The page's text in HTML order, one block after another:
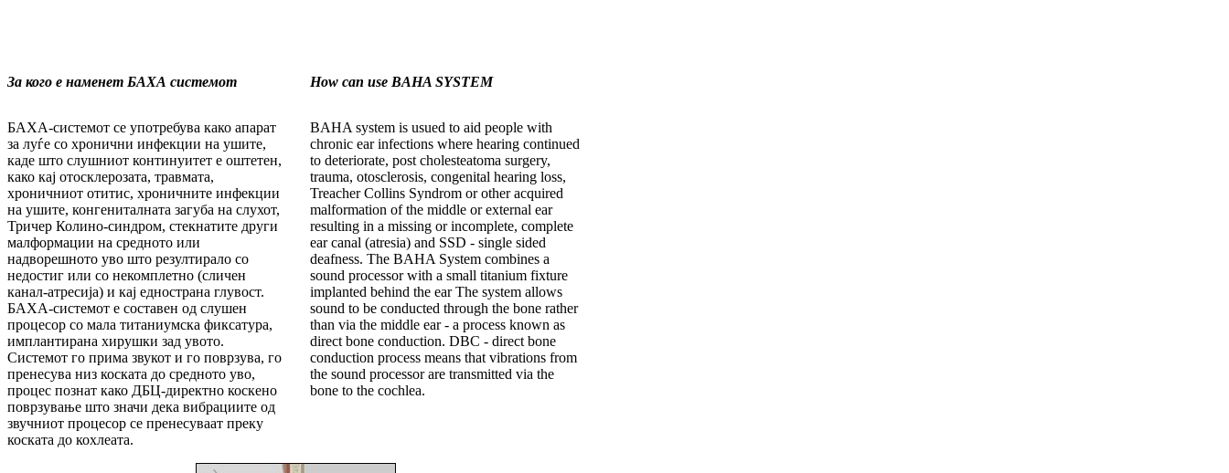
За кого е наменет БАХА системот How can use BAHA SYSTEM
БАХА-системот се употребува како апарат
за луѓе со хронични инфекции на ушите,
каде што слушниот континуитет е оштетен,
како кај отосклерозата, травмата,
хроничниот отитис, хроничните инфекции
на ушите, конгениталната загуба на слухот,
Тричер Колино-синдром, стекнатите други
малформации на средното или
надворешното уво што резултирало со
недостиг или со некомплетно (сличен
канал-атресија) и кај еднострана глувост.
БАХА-системот е составен од слушен
процесор со мала титаниумска фиксатура,
имплантирана хирушки зад увото.
Системот го прима звукот и го поврзува, го
пренесува низ коската до средното уво,
процес познат како ДБЦ-директно коскено
поврзување што значи дека вибрациите од
звучниот процесор се пренесуваат преку
коската до кохлеата.
BAHA system is usued to aid people with
chronic ear infections where hearing continued
to deteriorate, post cholesteatoma surgery,
trauma, otosclerosis, congenital hearing loss,
Treacher Collins Syndrom or other acquired
malformation of the middle or external ear
resulting in a missing or incomplete, complete
ear canal (atresia) and SSD - single sided
deafness. The BAHA System combines a
sound processor with a small titanium fixture
implanted behind the ear The system allows
sound to be conducted through the bone rather
than via the middle ear - a process known as
direct bone conduction. DBC - direct bone
conduction process means that vibrations from
the sound processor are transmitted via the
bone to the cochlea.